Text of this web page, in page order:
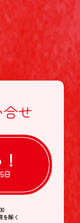
せ
日
を除く